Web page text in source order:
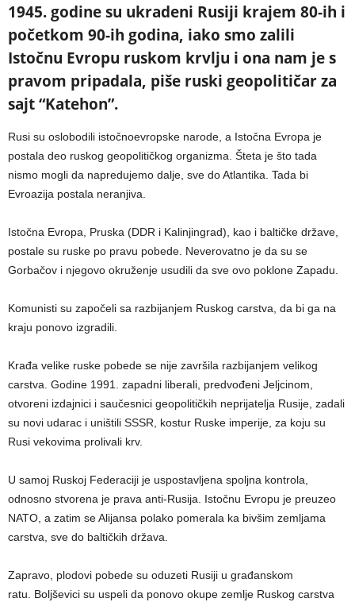
1945. godine su ukradeni Rusiji krajem 80-ih i
početkom 90-ih godina, iako smo zalili
Istočnu Evropu ruskom krvlju i ona nam je s
pravom pripadala, piše ruski geopolitičar za
sajt “Katehon”.
Rusi su oslobodili istočnoevropske narode, a Istočna Evropa je
postala deo ruskog geopolitičkog organizma. Šteta je što tada
nismo mogli da napredujemo dalje, sve do Atlantika. Tada bi
Evroazija postala neranjiva.
Istočna Evropa, Pruska (DDR i Kalinjingrad), kao i baltičke države,
postale su ruske po pravu pobede. Neverovatno je da su se
Gorbačov i njegovo okruženje usudili da sve ovo poklone Zapadu.
Komunisti su započeli sa razbijanjem Ruskog carstva, da bi ga na
kraju ponovo izgradili.
Krađa velike ruske pobede se nije završila razbijanjem velikog
carstva. Godine 1991. zapadni liberali, predvođeni Jeljcinom,
otvoreni izdajnici i saučesnici geopolitičkih neprijatelja Rusije, zadali
su novi udarac i uništili SSSR, kostur Ruske imperije, za koju su
Rusi vekovima prolivali krv.
U samoj Ruskoj Federaciji je uspostavljena spoljna kontrola,
odnosno stvorena je prava anti-Rusija. Istočnu Evropu je preuzeo
NATO, a zatim se Alijansa polako pomerala ka bivšim zemljama
carstva, sve do baltičkih država.
Zapravo, plodovi pobede su oduzeti Rusiji u građanskom
ratu. Boljševici su uspeli da ponovo okupe zemlje Ruskog carstva